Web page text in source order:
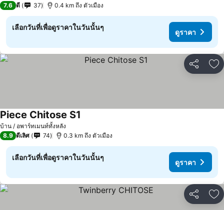
7.6 ดี 37 0.4 km ถึง ตัวเมือง
เลือกวันที่เพื่อดูราคาในวันนั้นๆ
ดูราคา
แชร์ เ
บ้าน / อพาร์ทเมนท์ทั้งหลัง
Piece Chitose S1
8.9 ดีเลิศ 74 0.3 km ถึง ตัวเมือง
เลือกวันที่เพื่อดูราคาในวันนั้นๆ
ดูราคา
แชร์ เ